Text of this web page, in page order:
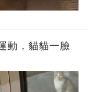
動，貓貓一臉